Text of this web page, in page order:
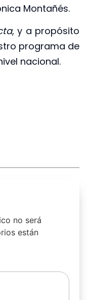
Montañés.
, y a propósito
programa de
nacional.
no será
están